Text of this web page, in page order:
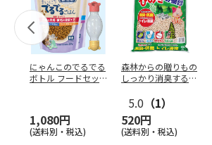
にゃんこのでるでる
ボトル フードセッ
1,080円
(送料別・税込)
森林からの贈りもの
しっかり消臭するひ
5.0 （1）
520円
(送料別・税込)